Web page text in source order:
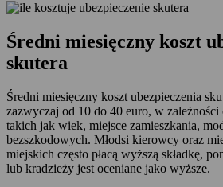
Średni miesięczny koszt
skutera
Średni miesięczny koszt ubezpieczenia
zazwyczaj od 10 do 40 euro, w
takich jak wiek, miejsce zamieszkania,
bezszkodowych. Młodsi kierowcy oraz
miejskich często płacą wyższą składkę,
lub kradzieży jest oceniane jako wyższe.